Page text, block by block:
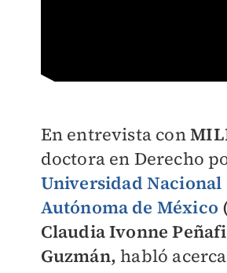
En entrevista con
doctora en Derecho
Universidad Nacional
Autónoma de México
Claudia Ivonne
Guzmán,habló